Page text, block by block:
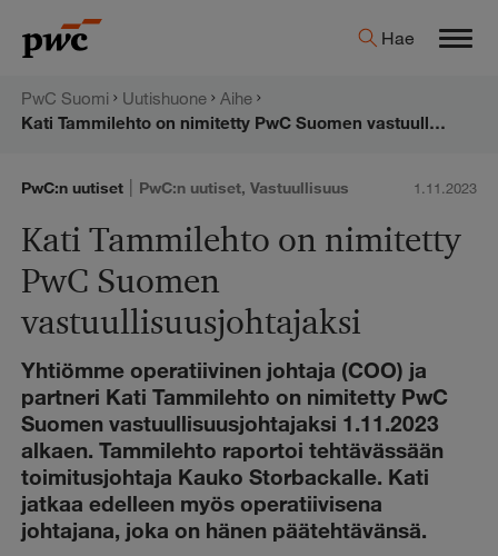
sisältöön
PwC:n
Hae
PwC Suomi Uutishuone
Aihe
Kati Tammilehto on nimitetty PwC Suomen vastuullisuusjohtajaksi
PwC:n uutiset | PwC:n uutiset,Vastuullisuus 1.11.2023
Kati Tammilehto on nimitetty
PwC Suomen
vastuullisuusjohtajaksi
Yhtiömme operatiivinen johtaja (COO) ja
partneri Kati Tammilehto on nimitetty PwC
Suomen vastuullisuusjohtajaksi 1.11.2023
alkaen. Tammilehto raportoi tehtävässään
toimitusjohtaja Kauko Storbackalle. Kati
jatkaa edelleen myös operatiivisena
johtajana, joka on hänen päätehtävänsä.